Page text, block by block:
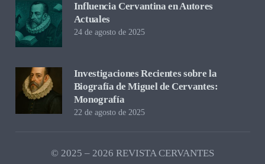
Influencia Cervantina en Autores
Actuales
24 de agosto de 2025
Investigaciones Recientes sobre la
Biografía de Miguel de Cervantes:
Monografía
22 de agosto de 2025
© 2025 – 2026 REVISTA CERVANTES